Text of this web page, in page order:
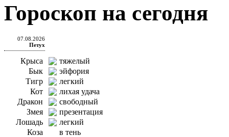
Гороскоп на сегодня
07.08.2026
Петух
Крыса
тяжелый
Бык
эйфория
Тигр
легкий
Кот
лихая удача
Дракон
свободный
Змея
презентация
Лошадь
легкий
Коза
в тень